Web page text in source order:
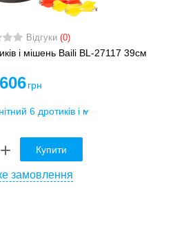
Відгуки (0)
і мішень Baili BL-27117 39см
606 грн
Купити
замовлення